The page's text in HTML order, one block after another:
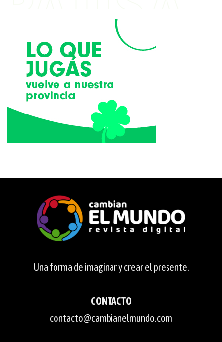
Una forma de imaginar y crear el presente.
CONTACTO
contacto@cambianelmundo.com